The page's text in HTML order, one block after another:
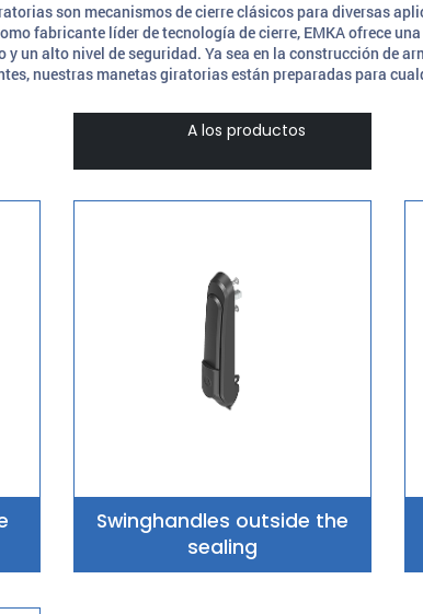
son mecanismos de cierre clásicos para diversas
fabricante líder de tecnología de cierre, EMKA ofrece
un alto nivel de seguridad. Ya sea en la construcción de
nuestras manetas giratorias están preparadas para
​​​​ A los productos
Swinghandles outside the
sealing